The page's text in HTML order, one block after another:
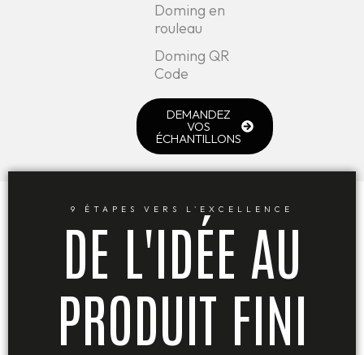
Doming en
rouleau
Doming QR
Code
DEMANDEZ
VOS
ÉCHANTILLONS
9 ÉTAPES VERS L'EXCELLENCE
DE L'IDÉE AU
PRODUIT FINI